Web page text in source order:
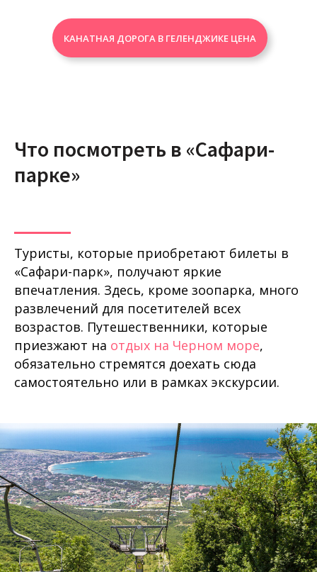
КАНАТНАЯ ДОРОГА В ГЕЛЕНДЖИКЕ ЦЕНА
Что посмотреть в «Сафари-
парке»
Туристы, которые приобретают билеты в
«Сафари-парк», получают яркие
впечатления. Здесь, кроме зоопарка, много
развлечений для посетителей всех
возрастов. Путешественники, которые
приезжают на отдых на Черном море,
обязательно стремятся доехать сюда
самостоятельно или в рамках экскурсии.